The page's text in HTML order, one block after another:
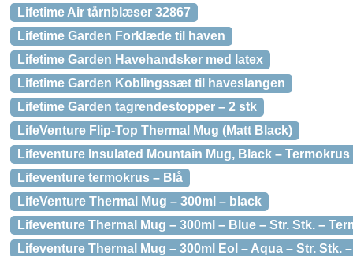
Lifetime Air tårnblæser 32867
Lifetime Garden Forklæde til haven
Lifetime Garden Havehandsker med latex
Lifetime Garden Koblingssæt til haveslangen
Lifetime Garden tagrendestopper – 2 stk
LifeVenture Flip-Top Thermal Mug (Matt Black)
Lifeventure Insulated Mountain Mug, Black – Termokrus
Lifeventure termokrus – Blå
LifeVenture Thermal Mug – 300ml – black
Lifeventure Thermal Mug – 300ml – Blue – Str. Stk. –
Lifeventure Thermal Mug – 300ml Eol – Aqua – Str. Stk.